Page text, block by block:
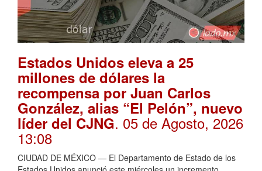
Estados Unidos eleva a 25
millones de dólares la
recompensa por Juan Carlos
González, alias “El Pelón”, nuevo
líder del CJNG. 05 de Agosto, 2026
13:08
CIUDAD DE MÉXICO — El Departamento de Estado de los